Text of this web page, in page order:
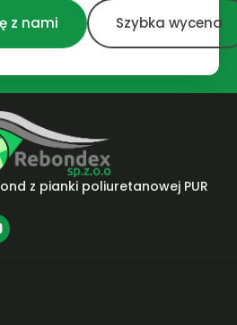
z nami Szybka wycena
z pianki poliuretanowej PUR